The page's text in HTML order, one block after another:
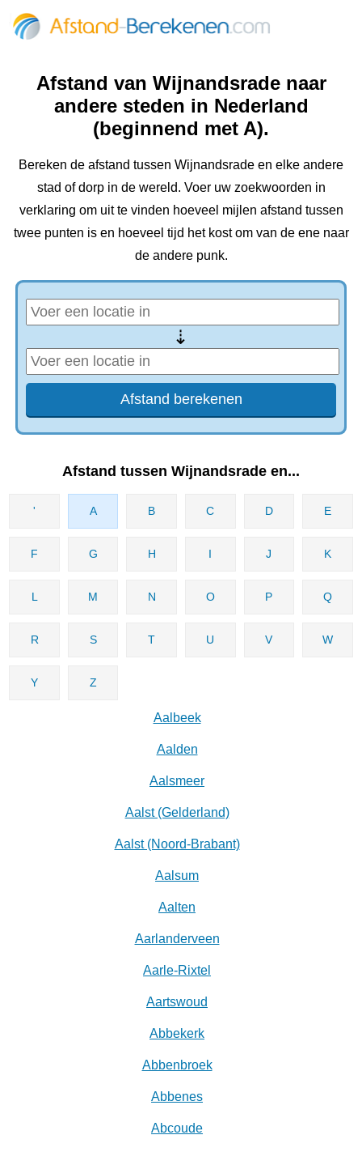
Afstand van Wijnandsrade naar
andere steden in Nederland
(beginnend met A).
Bereken de afstand tussen Wijnandsrade en elke andere
stad of dorp in de wereld. Voer uw zoekwoorden in
verklaring om uit te vinden hoeveel mijlen afstand tussen
twee punten is en hoeveel tijd het kost om van de ene naar
de andere punk.
⇢
Afstand tussen Wijnandsrade en...
' A B C D E
F G H I J K
L M N O P Q
R S T U V W
Y Z
Aalbeek
Aalden
Aalsmeer
Aalst (Gelderland)
Aalst (Noord-Brabant)
Aalsum
Aalten
Aarlanderveen
Aarle-Rixtel
Aartswoud
Abbekerk
Abbenbroek
Abbenes
Abcoude